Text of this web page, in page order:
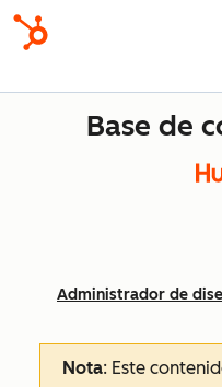
Base de
Administrador de
Nota: Este